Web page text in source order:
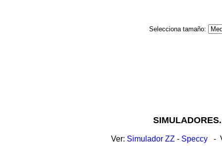
Selecciona tamaño:
Ver: Simulador ZZ - Speccy -